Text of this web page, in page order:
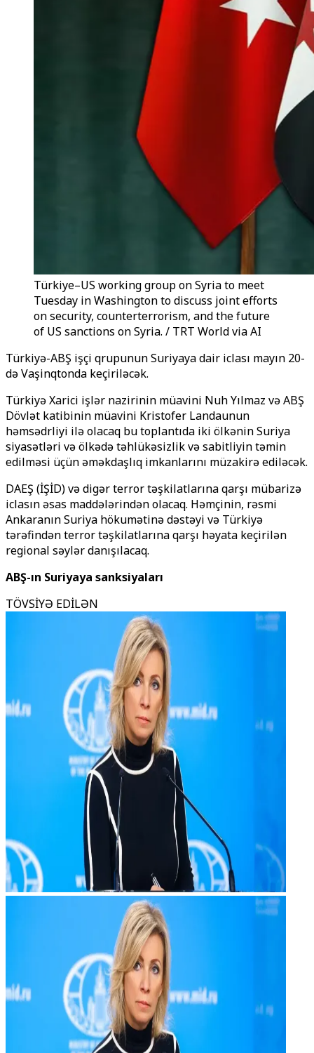
Türkiye–US working group on Syria to meet
Tuesday in Washington to discuss joint efforts
on security, counterterrorism, and the future
of US sanctions on Syria. / TRT World via AI
Türkiyə-ABŞ işçi qrupunun Suriyaya dair iclası mayın 20-
də Vaşinqtonda keçiriləcək.
Türkiyə Xarici işlər nazirinin müavini Nuh Yılmaz və ABŞ
Dövlət katibinin müavini Kristofer Landaunun
həmsədrliyi ilə olacaq bu toplantıda iki ölkənin Suriya
siyasətləri və ölkədə təhlükəsizlik və sabitliyin təmin
edilməsi üçün əməkdaşlıq imkanlarını müzakirə ediləcək.
DAEŞ (İŞİD) və digər terror təşkilatlarına qarşı mübarizə
iclasın əsas maddələrindən olacaq. Həmçinin, rəsmi
Ankaranın Suriya hökumətinə dəstəyi və Türkiyə
tərəfindən terror təşkilatlarına qarşı həyata keçirilən
regional səylər danışılacaq.
ABŞ-ın Suriyaya sanksiyaları
TÖVSİYƏ EDİLƏN